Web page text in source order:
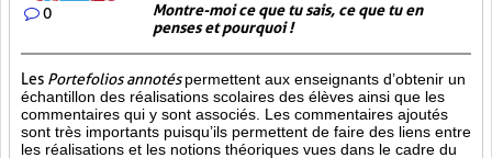
0
Montre-moi ce que tu sais, ce que tu en
penses et pourquoi !
Les Portefolios annotés permettent aux enseignants d’obtenir un
échantillon des réalisations scolaires des élèves ainsi que les
commentaires qui y sont associés. Les commentaires ajoutés
sont très importants puisqu’ils permettent de faire des liens entre
les réalisations et les notions théoriques vues dans le cadre du